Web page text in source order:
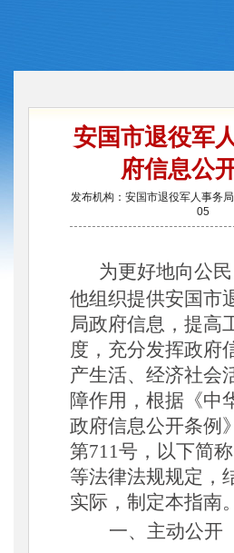
安国市退役军
府信息公
发布机构：安国市退役军人事务
05
为更好地向公
他组织提供安国市
局政府信息，提高
度，充分发挥政府
产生活、经济社会
障作用，根据《中
政府信息公开条例
第711号，以下简称
等法律法规规定，
实际，制定本指南。
一、主动公开